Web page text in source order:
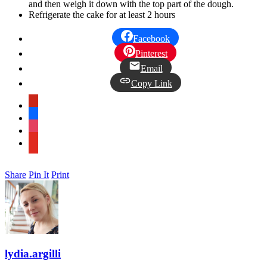
and then weigh it down with the top part of the dough.
Refrigerate the cake for at least 2 hours
Facebook
Pinterest
Email
Copy Link
Share Pin It Print
lydia.argilli